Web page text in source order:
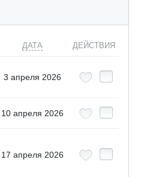
ДАТА ДЕЙСТВИЯ
3 апреля 2026
10 апреля 2026
17 апреля 2026